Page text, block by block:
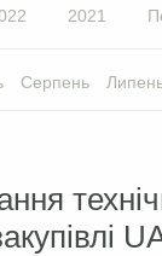
2021
Серпень